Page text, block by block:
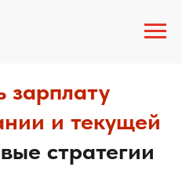
зарплату
и текущей
стратегии